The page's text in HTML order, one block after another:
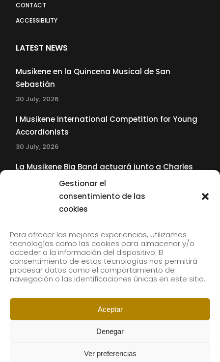
Gestionar el
consentimiento de las
cookies
Para ofrecer las mejores experiencias, utilizamos
tecnologías como las cookies para almacenar y/o
acceder a la información del dispositivo. El
consentimiento de estas tecnologías nos permitirá
procesar datos como el comportamiento de
navegación o las identificaciones únicas en este sitio.
Aceptar
Denegar
Ver preferencias
CONTACT
ACCESSIBILITY
LATEST NEWS
Musikene en la Quincena Musical de San
Sebastián
30 July, 2026
I Musikene International Competition for Young
Accordionists
30 July, 2026
La Musikene Big Band actuará junto a Charles
Tolliver en el 61 Jazzaldia
Subscribe to our newsletter to receive our news by
email.